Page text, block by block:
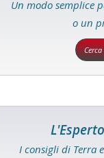
Un modo semplice
o un
I consigli di Terra